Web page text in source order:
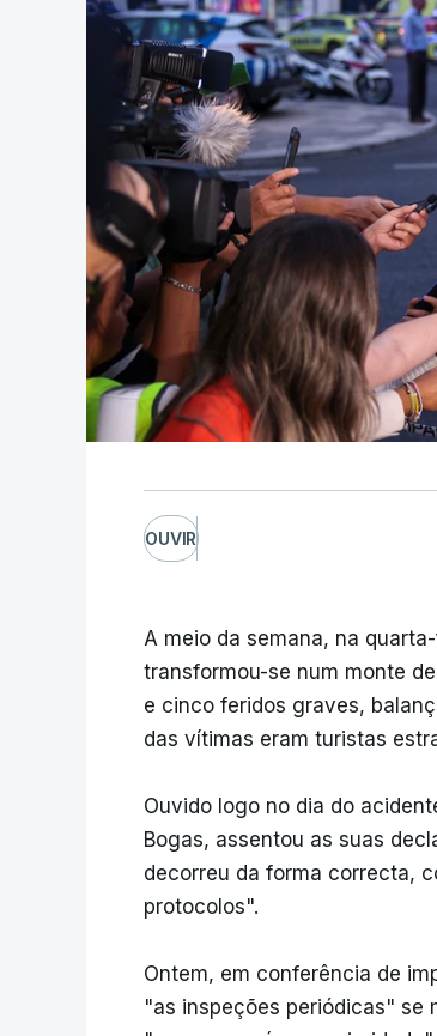
OUVIR
A meio da semana, na
transformou-se num monte
e cinco feridos graves,
das vítimas eram turistas
Ouvido logo no dia do
Bogas, assentou as suas
decorreu da forma correcta,
protocolos".
Ontem, em conferência de
"as inspeções periódicas" se